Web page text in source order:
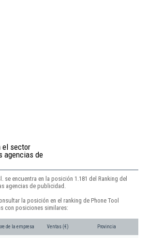
el sector
agencias de
se encuentra en la posición 1.181 del Ranking del
agencias de publicidad.
la posición en el ranking de Phone Tool
con posiciones similares:
de la empresa Ventas (€) Provincia